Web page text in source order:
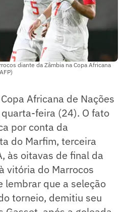
diante da Zâmbia na Copa Africana
Africana de Nações
feira (24). O fato
por conta da
do Marfim, terceira
às oitavas de final da
vitória do Marrocos
lembrar que a seleção
torneio, demitiu seu